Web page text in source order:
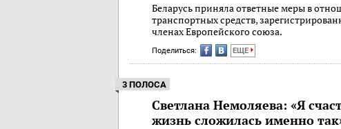
Беларусь приняла ответные меры в
транспортных средств,
членах Европейского союза.
Поделиться: ЕЩЕ
3 ПОЛОСА
Светлана Немоляева: «Я
жизнь сложилась именно